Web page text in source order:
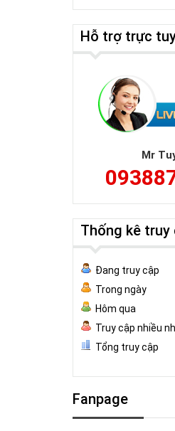
Hỗ trợ trực
Mr
Thống kê truy
Đang truy cập
Trong ngày
Hôm qua
Truy cập nhiều
Tổng truy cập
Fanpage